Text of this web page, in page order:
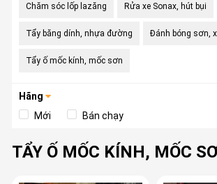
Chăm sóc lốp lazăng Rửa xe Sonax, hút bụi
Tẩy băng dính, nhựa đường Đánh bóng sơn,
Tẩy ố mốc kính, mốc sơn
Hãng
Mới
Bán chạy
TẨY Ố MỐC KÍNH, MỐC